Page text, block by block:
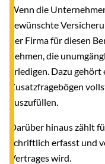
Wenn die
gewünschte
der Firma für diesen
nehmen, die
erledigen. Dazu
Zusatzfragebögen
auszufüllen.
Darüber hinaus zählt
schriftlich erfasst und
Vertrages wird.